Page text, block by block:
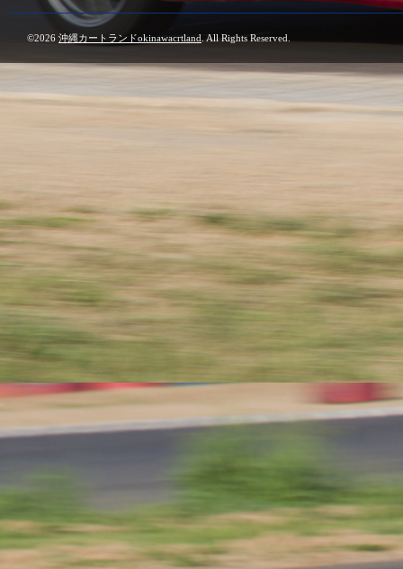
©2026 沖縄カートランドokinawacrtland . All Rights Reserved.